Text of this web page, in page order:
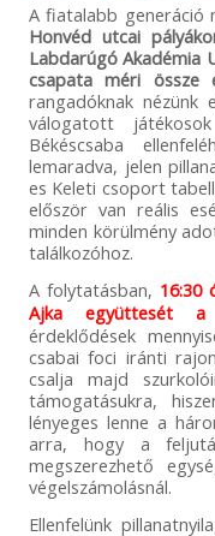
A fiatalabb generáció
Honvéd utcai
Labdarúgó Akadémia
csapata méri össze
rangadóknak nézünk
válogatott
Békéscsaba
lemaradva, jelen
es Keleti csoport
először van reális
minden körülmény
találkozóhoz.
A folytatásban, 16:30
Ajka együttesét a
érdeklődések
csabai foci iránti
csalja majd
támogatásukra,
lényeges lenne a
arra, hogy a
megszerezhető
végelszámolásnál.
Ellenfelünk